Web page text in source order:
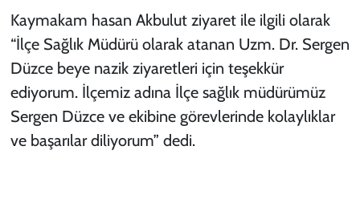
Kaymakam hasan Akbulut ziyaret ile ilgili olarak
“İlçe Sağlık Müdürü olarak atanan Uzm. Dr. Sergen
Düzce beye nazik ziyaretleri için teşekkür
ediyorum. İlçemiz adına İlçe sağlık müdürümüz
Sergen Düzce ve ekibine görevlerinde kolaylıklar
ve başarılar diliyorum” dedi.